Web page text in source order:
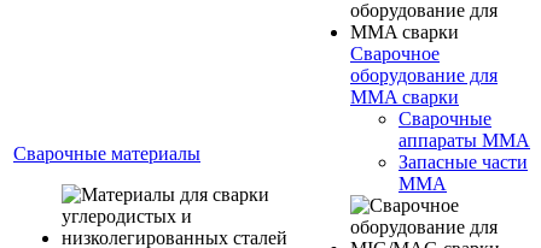
Сварочные материалы
Сварочное
оборудование для
MMA сварки
Сварочные
аппараты MMA
Запасные части
MMA